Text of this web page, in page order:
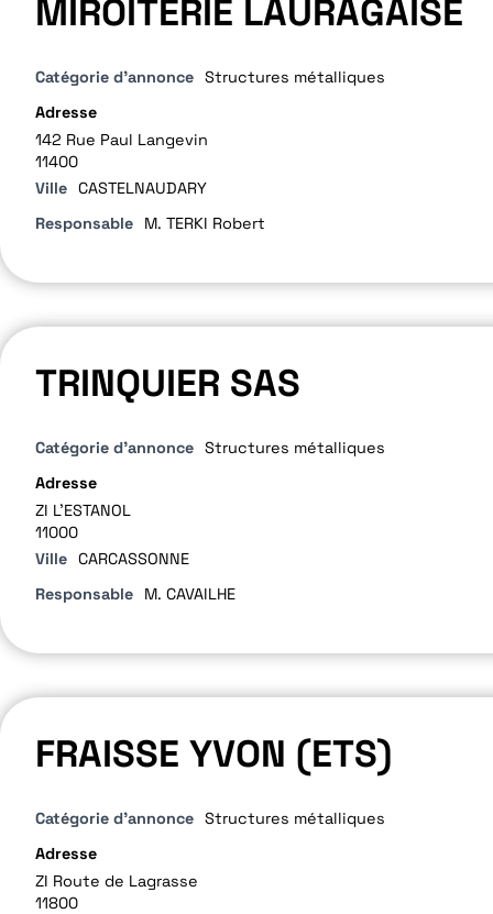
MIROITERIE LAURAGAISE
Catégorie d'annonce Structures métalliques
Adresse
142 Rue Paul Langevin
11400
Ville CASTELNAUDARY
Responsable
M. TERKI Robert
TRINQUIER SAS
Catégorie d'annonce Structures métalliques
Adresse
ZI L'ESTANOL
11000
Ville CARCASSONNE
Responsable
M. CAVAILHE
FRAISSE YVON (ETS)
Catégorie d'annonce Structures métalliques
Adresse
ZI Route de Lagrasse
11800